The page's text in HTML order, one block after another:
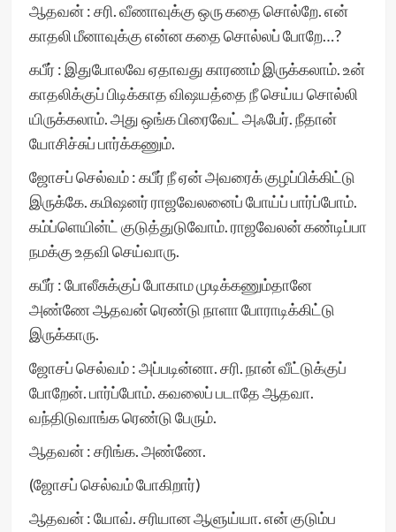
ஆதவன் : சரி. வீணாவுக்கு ஒரு கதை சொல்றே. என்
காதலி மீனாவுக்கு என்ன கதை சொல்லப் போறே…?
கபீர் : இதுபோலவே ஏதாவது காரணம் இருக்கலாம். உன்
காதலிக்குப் பிடிக்காத விஷயத்தை நீ செய்ய சொல்லி
யிருக்கலாம். அது ஒங்க பிரைவேட் அஃபேர். நீதான்
யோசிச்சுப் பார்க்கணும்.
ஜோசப் செல்வம் : கபீர் நீ ஏன் அவரைக் குழப்பிக்கிட்டு
இருக்கே. கமிஷனர் ராஜவேலனைப் போய்ப் பார்ப்போம்.
கம்ப்ளெயின்ட் குடுத்துடுவோம். ராஜவேலன் கண்டிப்பா
நமக்கு உதவி செய்வாரு.
கபீர் : போலீசுக்குப் போகாம முடிக்கணும்தானே
அண்ணே ஆதவன் ரெண்டு நாளா போராடிக்கிட்டு
இருக்காரு.
ஜோசப் செல்வம் : அப்படின்னா. சரி. நான் வீட்டுக்குப்
போறேன். பார்ப்போம். கவலைப் படாதே ஆதவா.
வந்திடுவாங்க ரெண்டு பேரும்.
ஆதவன் : சரிங்க. அண்ணே.
(ஜோசப் செல்வம் போகிறார்)
ஆதவன் : யோவ். சரியான ஆளுய்யா. என் குடும்ப